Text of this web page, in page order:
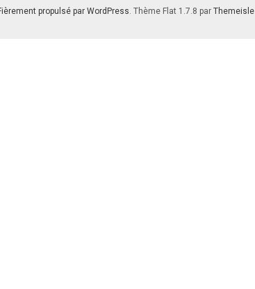
propulsé par WordPress. Thème Flat 1.7.8 par Themeisle